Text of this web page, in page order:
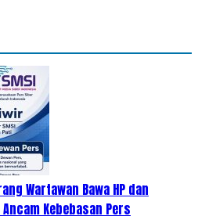
Wartawan Bawa HP dan
Kebebasan Pers